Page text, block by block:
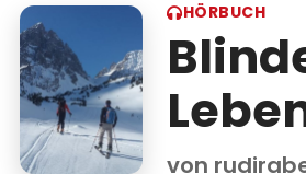
HÖRBUCH
von